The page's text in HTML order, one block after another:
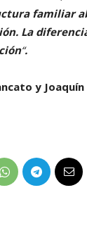
familiar
La
“.
y